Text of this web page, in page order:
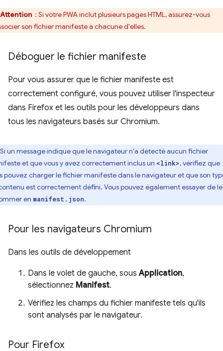
Attention : Si votre PWA inclut plusieurs pages HTML, assurez-vous
son fichier manifeste à chacune d'elles.
Déboguer le fichier manifeste
Pour vous assurer que le fichier manifeste est
correctement configuré, vous pouvez utiliser l'inspecteur
dans Firefox et les outils pour les développeurs dans
tous les navigateurs basés sur Chromium.
Si un message indique que le navigateur n'a détecté aucun fichier
et que vous y avez correctement inclus un <link>, vérifiez que
pouvez charger le fichier manifeste dans le navigateur et que son
est correctement défini. Vous pouvez également essayer de le
en manifest.json.
Pour les navigateurs Chromium
Dans les outils de développement
Dans le volet de gauche, sousApplication,
sélectionnez Manifest.
Vérifiez les champs du fichier manifeste tels qu'ils
sont analysés par le navigateur.
Pour Firefox